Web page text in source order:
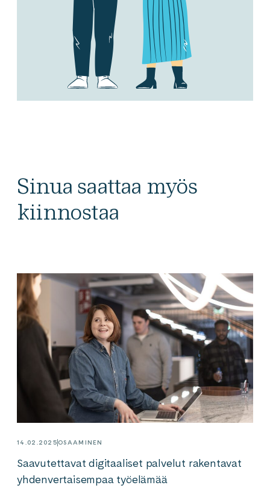
Sinua saattaa myös
kiinnostaa
14.02.2025 OSAAMINEN
Saavutettavat digitaaliset palvelut rakentavat
yhdenvertaisempaa työelämää